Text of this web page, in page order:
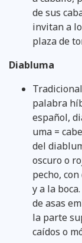
de sus
invitan a
plaza de
Diabluma
palabra
español,
uma =
del
oscuro o
pecho,
y a la
de asas
la parte
caídos o